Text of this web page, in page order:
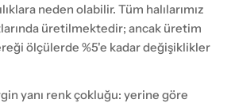
neden olabilir. Tüm halılarımız
üretilmektedir; ancak üretim
ölçülerde %5'e kadar değişiklikler
yanı renk çokluğu: yerine göre